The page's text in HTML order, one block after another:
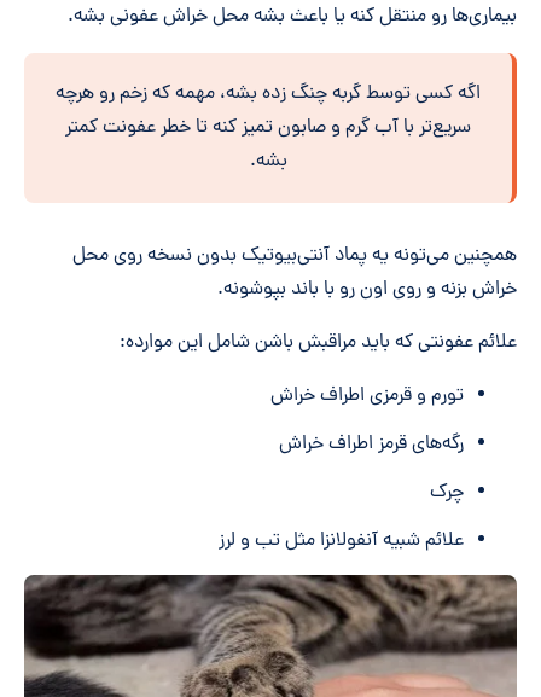
بیماری‌ها رو منتقل کنه یا باعث بشه محل خراش عفونی بشه.
اگه کسی توسط گربه چنگ زده بشه، مهمه که زخم رو هرچه
سریع‌تر با آب گرم و صابون تمیز کنه تا خطر عفونت کمتر
بشه.
همچنین می‌تونه یه پماد آنتی‌بیوتیک بدون نسخه روی محل
خراش بزنه و روی اون رو با باند بپوشونه.
علائم عفونتی که باید مراقبش باشن شامل این موارده:
تورم و قرمزی اطراف خراش
رگه‌های قرمز اطراف خراش
چرک
علائم شبیه آنفولانزا مثل تب و لرز